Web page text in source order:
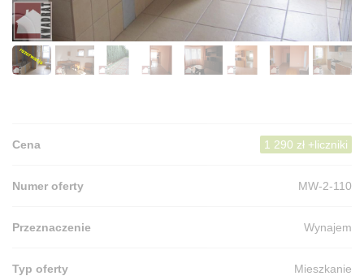
Cena 1 290 zł +liczniki
Numer oferty MW-2-110
Przeznaczenie Wynajem
Typ oferty Mieszkanie